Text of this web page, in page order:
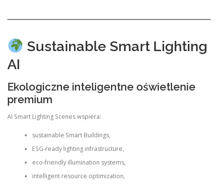
Sustainable Smart Lighting
AI
Ekologiczne inteligentne oświetlenie
premium
AI Smart Lighting Scenes wspiera:
sustainable Smart Buildings,
ESG-ready lighting infrastructure,
eco-friendly illumination systems,
intelligent resource optimization,